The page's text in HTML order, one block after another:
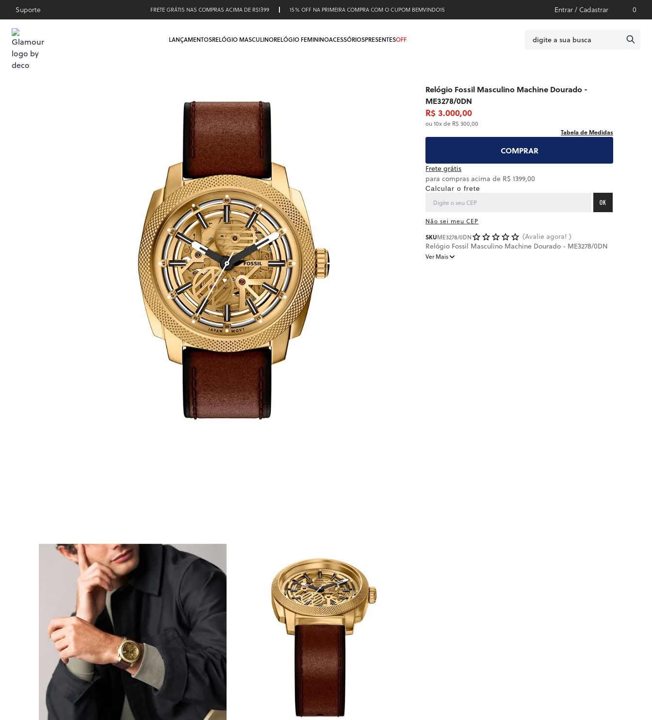
Suporte FRETE GRÁTIS NAS COMPRAS ACIMA DE R$1399 15% OFF NA PRIMEIRA COMPRA COM O CUPOM BEMVINDO15 Entrar / Cadastrar 0
LANÇAMENTOSRELÓGIO MASCULINORELÓGIO FEMININOACESSÓRIOSPRESENTESOFF
Relógio Fossil Masculino Machine Dourado -
ME3278/0DN
R$ 3.000,00
ou 10x de R$ 300,00
Tabela de Medidas
COMPRAR
Frete grátis
para compras acima de R$ 1399,00
Calcular o frete
OK
Não sei meu CEP
SKUME3278/0DN
Avalie agora!
Relógio Fossil Masculino Machine Dourado - ME3278/0DN
Ver Mais